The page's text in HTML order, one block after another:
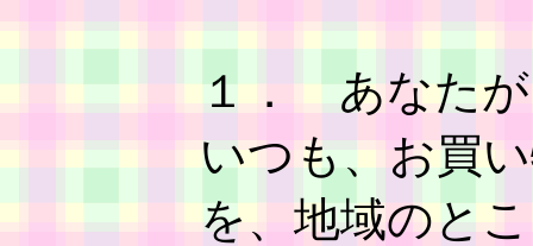
１． あなたが
いつも、お買
を、地域のと